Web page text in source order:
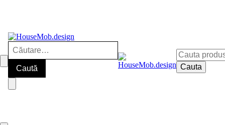
Caută
după:
Cauta
după:
Cauta